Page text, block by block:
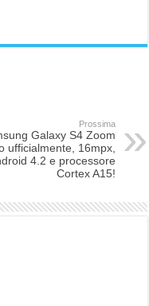
Prossima
Galaxy S4 Zoom
ufficialmente, 16mpx,
4.2 e processore
Cortex A15!